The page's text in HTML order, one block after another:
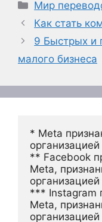
Рубрики
Мир
Как стать
9 Быстрых и
малого бизнеса
* Meta
** Facebook
Meta,
*** Instagram
Meta,